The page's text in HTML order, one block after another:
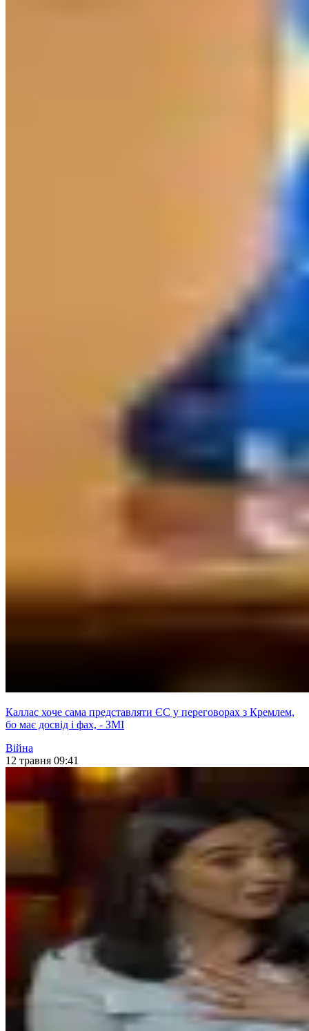
Каллас хоче сама представляти ЄС у переговорах з Кремлем,
бо має досвід і фах, - ЗМІ
Війна
12 травня 09:41